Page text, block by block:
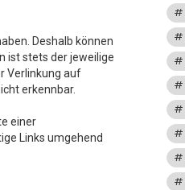
Deshalb können
ist stets der jeweilige
Verlinkung auf
erkennbar.
einer
Links umgehend